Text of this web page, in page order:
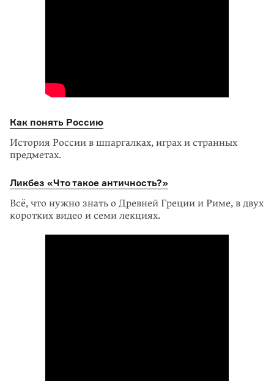
Как понять Россию
История России в шпаргалках, играх и странных
предметах.
Ликбез «Что такое античность?»
Всё, что нужно знать о Древней Греции и Риме, в двух
коротких видео и семи лекциях.